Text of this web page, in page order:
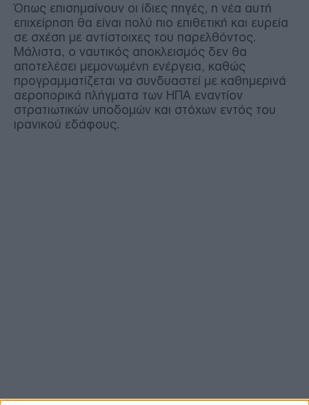
Όπως επισημαίνουν οι ίδιες πηγές, η νέα αυτή
επιχείρηση θα είναι πολύ πιο επιθετική και ευρεία
σε σχέση με αντίστοιχες του παρελθόντος.
Μάλιστα, ο ναυτικός αποκλεισμός δεν θα
αποτελέσει μεμονωμένη ενέργεια, καθώς
προγραμματίζεται να συνδυαστεί με καθημερινά
αεροπορικά πλήγματα των ΗΠΑ εναντίον
στρατιωτικών υποδομών και στόχων εντός του
ιρανικού εδάφους.